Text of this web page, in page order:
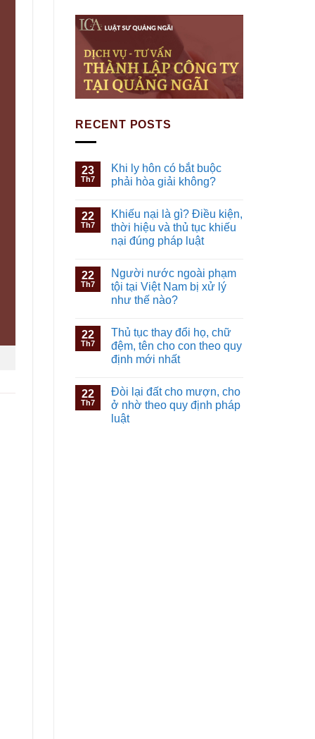
RECENT POSTS
23
Th7
Khi ly hôn có bắt buộc
phải hòa giải không?
22
Th7
Khiếu nại là gì? Điều kiện,
thời hiệu và thủ tục khiếu
nại đúng pháp luật
22
Th7
Người nước ngoài phạm
tội tại Việt Nam bị xử lý
như thế nào?
22
Th7
Thủ tục thay đổi họ, chữ
đệm, tên cho con theo quy
định mới nhất
22
Th7
Đòi lại đất cho mượn, cho
ở nhờ theo quy định pháp
luật